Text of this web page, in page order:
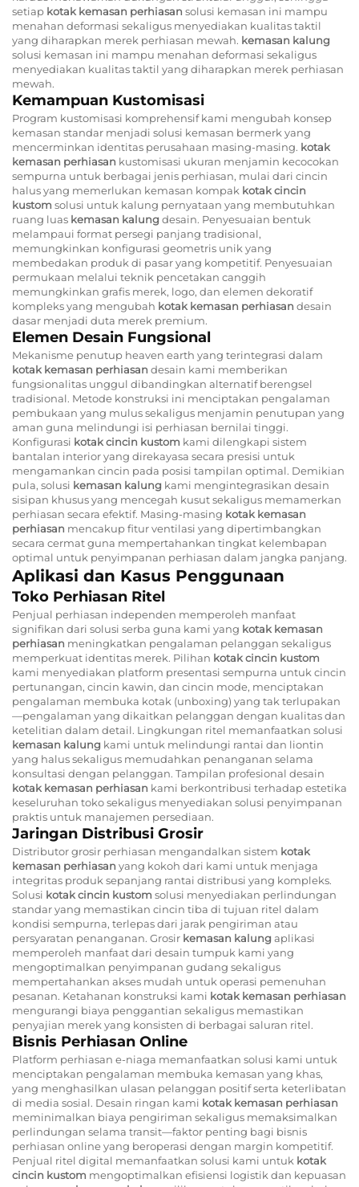
setiap kotak kemasan perhiasan solusi kemasan ini mampu
menahan deformasi sekaligus menyediakan kualitas taktil
yang diharapkan merek perhiasan mewah. kemasan kalung
solusi kemasan ini mampu menahan deformasi sekaligus
menyediakan kualitas taktil yang diharapkan merek perhiasan
mewah.
Kemampuan Kustomisasi
Program kustomisasi komprehensif kami mengubah konsep
kemasan standar menjadi solusi kemasan bermerk yang
mencerminkan identitas perusahaan masing-masing. kotak
kemasan perhiasan kustomisasi ukuran menjamin kecocokan
sempurna untuk berbagai jenis perhiasan, mulai dari cincin
halus yang memerlukan kemasan kompak kotak cincin
kustom solusi untuk kalung pernyataan yang membutuhkan
ruang luas kemasan kalungdesain. Penyesuaian bentuk
melampaui format persegi panjang tradisional,
memungkinkan konfigurasi geometris unik yang
membedakan produk di pasar yang kompetitif. Penyesuaian
permukaan melalui teknik pencetakan canggih
memungkinkan grafis merek, logo, dan elemen dekoratif
kompleks yang mengubah kotak kemasan perhiasan desain
dasar menjadi duta merek premium.
Elemen Desain Fungsional
Mekanisme penutup heaven earth yang terintegrasi dalam
kotak kemasan perhiasan desain kami memberikan
fungsionalitas unggul dibandingkan alternatif berengsel
tradisional. Metode konstruksi ini menciptakan pengalaman
pembukaan yang mulus sekaligus menjamin penutupan yang
aman guna melindungi isi perhiasan bernilai tinggi.
Konfigurasi kotak cincin kustom kami dilengkapi sistem
bantalan interior yang direkayasa secara presisi untuk
mengamankan cincin pada posisi tampilan optimal. Demikian
pula, solusi kemasan kalung kami mengintegrasikan desain
sisipan khusus yang mencegah kusut sekaligus memamerkan
perhiasan secara efektif. Masing-masing kotak kemasan
perhiasan mencakup fitur ventilasi yang dipertimbangkan
secara cermat guna mempertahankan tingkat kelembapan
optimal untuk penyimpanan perhiasan dalam jangka panjang.
Aplikasi dan Kasus Penggunaan
Toko Perhiasan Ritel
Penjual perhiasan independen memperoleh manfaat
signifikan dari solusi serba guna kami yang kotak kemasan
perhiasan meningkatkan pengalaman pelanggan sekaligus
memperkuat identitas merek. Pilihan kotak cincin kustom
kami menyediakan platform presentasi sempurna untuk cincin
pertunangan, cincin kawin, dan cincin mode, menciptakan
pengalaman membuka kotak (unboxing) yang tak terlupakan
—pengalaman yang dikaitkan pelanggan dengan kualitas dan
ketelitian dalam detail. Lingkungan ritel memanfaatkan solusi
kemasan kalung kami untuk melindungi rantai dan liontin
yang halus sekaligus memudahkan penanganan selama
konsultasi dengan pelanggan. Tampilan profesional desain
kotak kemasan perhiasan kami berkontribusi terhadap estetika
keseluruhan toko sekaligus menyediakan solusi penyimpanan
praktis untuk manajemen persediaan.
Jaringan Distribusi Grosir
Distributor grosir perhiasan mengandalkan sistem kotak
kemasan perhiasan yang kokoh dari kami untuk menjaga
integritas produk sepanjang rantai distribusi yang kompleks.
Solusi kotak cincin kustom solusi menyediakan perlindungan
standar yang memastikan cincin tiba di tujuan ritel dalam
kondisi sempurna, terlepas dari jarak pengiriman atau
persyaratan penanganan. Grosir kemasan kalungaplikasi
memperoleh manfaat dari desain tumpuk kami yang
mengoptimalkan penyimpanan gudang sekaligus
mempertahankan akses mudah untuk operasi pemenuhan
pesanan. Ketahanan konstruksi kami kotak kemasan perhiasan
mengurangi biaya penggantian sekaligus memastikan
penyajian merek yang konsisten di berbagai saluran ritel.
Bisnis Perhiasan Online
Platform perhiasan e-niaga memanfaatkan solusi kami untuk
menciptakan pengalaman membuka kemasan yang khas,
yang menghasilkan ulasan pelanggan positif serta keterlibatan
di media sosial. Desain ringan kami kotak kemasan perhiasan
meminimalkan biaya pengiriman sekaligus memaksimalkan
perlindungan selama transit—faktor penting bagi bisnis
perhiasan online yang beroperasi dengan margin kompetitif.
Penjual ritel digital memanfaatkan solusi kami untuk kotak
cincin kustom mengoptimalkan efisiensi logistik dan kepuasan